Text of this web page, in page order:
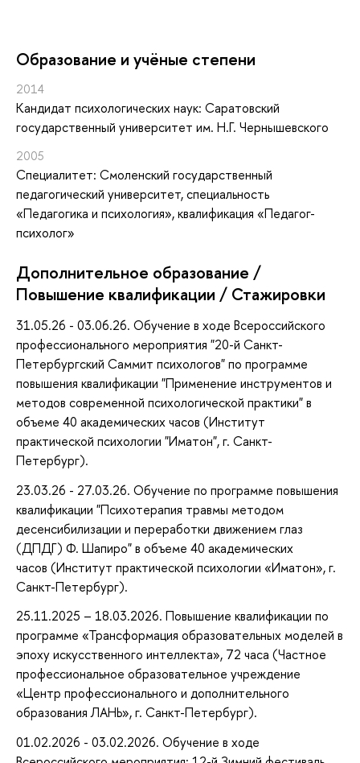
Oбразование и учёные степени
2014
Кандидат психологических наук: Саратовский
государственный университет им. Н.Г. Чернышевского
2005
Специалитет: Смоленский государственный
педагогический университет, специальность
«Педагогика и психология», квалификация «Педагог-
психолог»
Дополнительное образование /
Повышение квалификации / Стажировки
31.05.26 - 03.06.26. Обучение в ходе Всероссийского
профессионального мероприятия "20-й Санкт-
Петербургский Саммит психологов" по программе
повышения квалификации "Применение инструментов и
методов современной психологической практики" в
объеме 40 академических часов (Институт
практической психологии "Иматон", г. Санкт-
Петербург).
23.03.26 - 27.03.26. Обучение по программе повышения
квалификации "Психотерапия травмы методом
десенсибилизации и переработки движением глаз
(ДПДГ) Ф. Шапиро" в объеме 40 академических
часов (Институт практической психологии «Иматон», г.
Санкт-Петербург).
25.11.2025 – 18.03.2026. Повышение квалификации по
программе «Трансформация образовательных моделей в
эпоху искусственного интеллекта», 72 часа (Частное
профессиональное образовательное учреждение
«Центр профессионального и дополнительного
образования ЛАНЬ», г. Санкт-Петербург).
01.02.2026 - 03.02.2026. Обучение в ходе